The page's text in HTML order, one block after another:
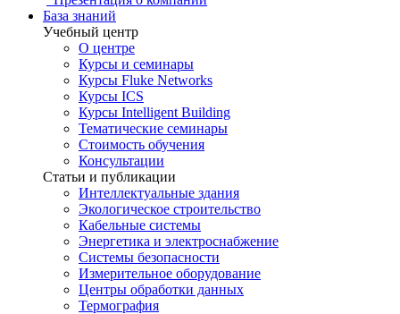
База знаний
Учебный центр
О центре
Курсы и семинары
Курсы Fluke Networks
Курсы ICS
Курсы Intelligent Building
Тематические семинары
Стоимость обучения
Консультации
Статьи и публикации
Интеллектуальные здания
Экологическое строительство
Кабельные системы
Энергетика и электроснабжение
Системы безопасности
Измерительное оборудование
Центры обработки данных
Термография